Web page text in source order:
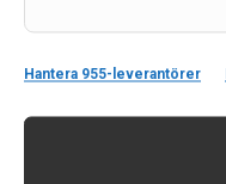
Hantera 955-leverantörer